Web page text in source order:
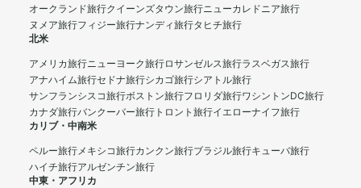
オークランド旅行クイーンズタウン旅行ニューカレドニア旅行
ヌメア旅行フィジー旅行ナンディ旅行タヒチ旅行
北米
アメリカ旅行ニューヨーク旅行ロサンゼルス旅行ラスベガス旅行
アナハイム旅行セドナ旅行シカゴ旅行シアトル旅行
サンフランシスコ旅行ボストン旅行フロリダ旅行ワシントンDC旅行
カナダ旅行バンクーバー旅行 トロント旅行イエローナイフ旅行
カリブ・中南米
ペルー旅行メキシコ旅行カンクン旅行ブラジル旅行キューバ旅行
ハイチ旅行アルゼンチン旅行
中東・アフリカ